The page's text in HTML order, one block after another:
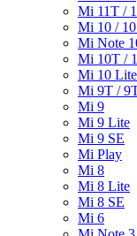
Mi 11T /
Mi 10 /
Mi Note
Mi 10T /
Mi 10 Lite
Mi 9T /
Mi 9
Mi 9 Lite
Mi 9 SE
Mi Play
Mi 8
Mi 8 Lite
Mi 8 SE
Mi 6